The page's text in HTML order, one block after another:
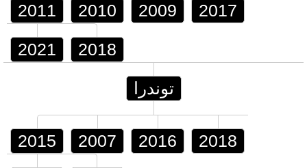
2011 2010 2009 2017
2021 2018
توندرا
2015 2007 2016 2018